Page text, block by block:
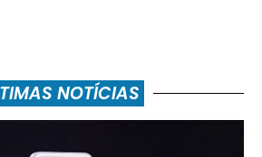
NOTÍCIAS